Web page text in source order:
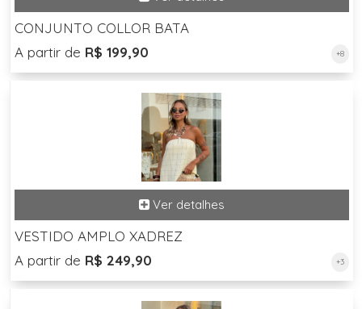
CONJUNTO COLLOR BATA
A partir de R$ 199,90 +8
VESTIDO AMPLO XADREZ
A partir de R$ 249,90 +3